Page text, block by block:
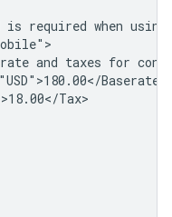
is required when using
rate and taxes for